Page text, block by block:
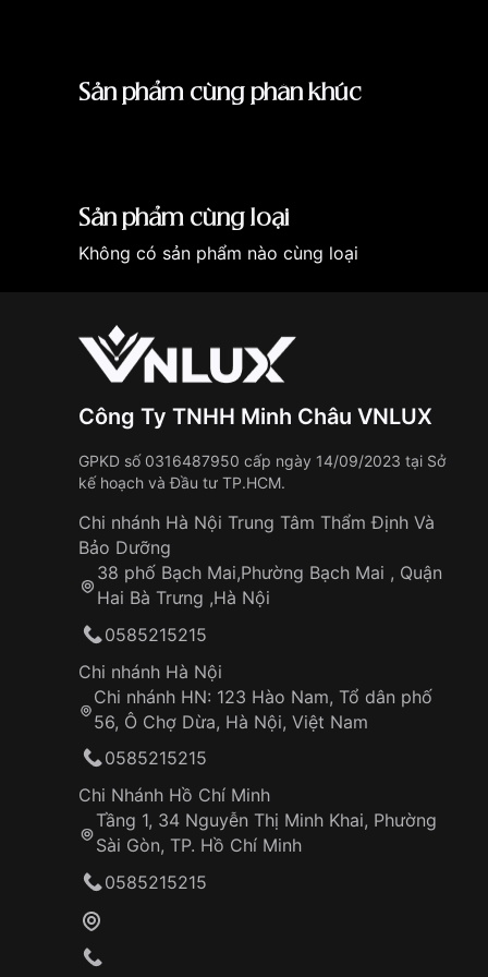
dáng
Đồng hồ điện tử
Trọng
~50g
Chất
liệu
vỏ/dây
Vỏ nhựa mạ kim loại, dây thép
Màu sắc
Bạc – Mặt đen
Bộ máy
Quartz (Pin) – Digital
Tuổi thọ
pin
Độ
chính
xác
±30 giây/tháng
Chức
năng
Giờ, phút, giây; báo thức; bấm giờ 1/
định dạng 12/24 giờ; đèn LED chiếu
Chống
nước
Water Resistant (chịu nước nhẹ – rửa
Bảo
hành
Sản phẩm cùng phân khúc
Sản phẩm cùng loại
Không có sản phẩm nào cùng loại
Công Ty TNHH Minh Châu VNLUX
GPKD số 0316487950 cấp ngày 14/09/2023 tại Sở
kế hoạch và Đầu tư TP.HCM.
Chi nhánh Hà Nội Trung Tâm Thẩm Định Và
Bảo Dưỡng
38 phố Bạch Mai,Phường Bạch Mai , Quận
Hai Bà Trưng ,Hà Nội
0585215215
Chi nhánh Hà Nội
Chi nhánh HN: 123 Hào Nam, Tổ dân phố
56, Ô Chợ Dừa, Hà Nội, Việt Nam
0585215215
Chi Nhánh Hồ Chí Minh
Tầng 1, 34 Nguyễn Thị Minh Khai, Phường
Sài Gòn, TP. Hồ Chí Minh
0585215215